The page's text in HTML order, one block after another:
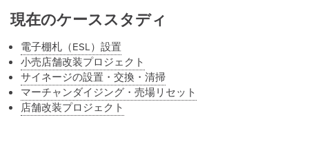
現在のケーススタディ
電子棚札（ESL）設置
小売店舗改装プロジェクト
サイネージの設置・交換・清掃
マーチャンダイジング・売場リセット
店舗改装プロジェクト